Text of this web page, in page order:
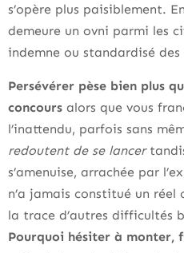
s’opère plus paisiblement.
demeure un ovni parmi les
indemne ou standardisé
Persévérer pèse bien plus
concours alors que vous
l’inattendu, parfois sans
redoutent de se lancer
s’amenuise, arrachée par
n’a jamais constitué un
la trace d’autres difficultés
Pourquoi hésiter à monter,